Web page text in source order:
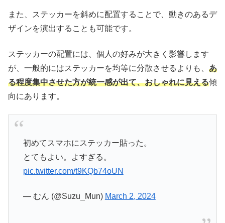
また、ステッカーを斜めに配置することで、動きのあるデ
ザインを演出することも可能です。
ステッカーの配置には、個人の好みが大きく影響します
が、一般的にはステッカーを均等に分散させるよりも、 あ
る程度集中させた方が統一感が出て、おしゃれに見える傾
向にあります。
初めてスマホにステッカー貼った。
とてもよい。よすぎる。
pic.twitter.com/t9KQb74oUN
— むん (@Suzu_Mun) March 2, 2024